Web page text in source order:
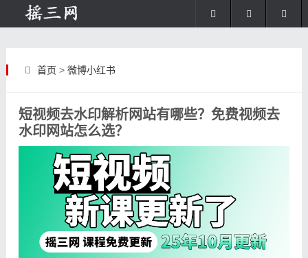
首页 > 微博小红书
短视频去水印解析网站有哪些？免费视频去
水印网站怎么选？